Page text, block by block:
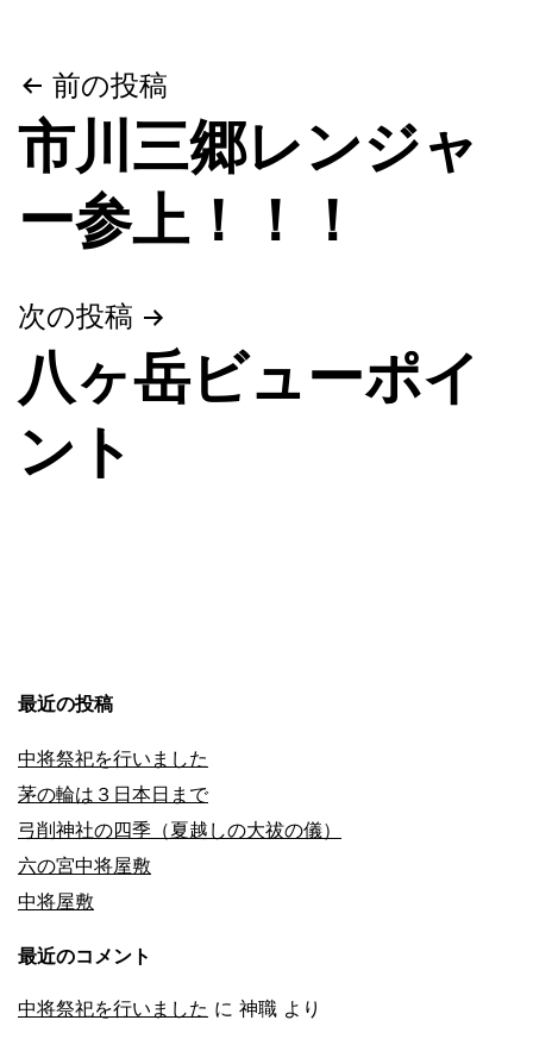
投
稿
ゲ
ー
シ
ョ
前の投稿
市川三郷レンジャ
ー参上！！！
次の投稿
八ヶ岳ビューポイ
ント
最近の投稿
中将祭祀を行いました
茅の輪は３日本日まで
弓削神社の四季（夏越しの大祓の儀）
六の宮中将屋敷
中将屋敷
最近のコメント
中将祭祀を行いました に 神職 より